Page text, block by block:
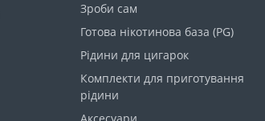
Зроби сам
Готова нікотинова база (PG)
Рідини для цигарок
Комплекти для приготування
рідини